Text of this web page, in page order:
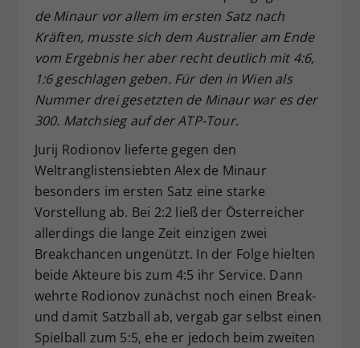
de Minaur vor allem im ersten Satz nach
Kräften, musste sich dem Australier am Ende
vom Ergebnis her aber recht deutlich mit 4:6,
1:6 geschlagen geben. Für den in Wien als
Nummer drei gesetzten de Minaur war es der
300. Matchsieg auf der ATP-Tour.
Jurij Rodionov lieferte gegen den
Weltranglistensiebten Alex de Minaur
besonders im ersten Satz eine starke
Vorstellung ab. Bei 2:2 ließ der Österreicher
allerdings die lange Zeit einzigen zwei
Breakchancen ungenützt. In der Folge hielten
beide Akteure bis zum 4:5 ihr Service. Dann
wehrte Rodionov zunächst noch einen Break-
und damit Satzball ab, vergab gar selbst einen
Spielball zum 5:5, ehe er jedoch beim zweiten
Zweck
Dieser Wert speichert Ihre Consent-
Einstellungen. Unter anderem eine
zufällig generierte ID, für die
historische Speicherung Ihrer
vorgenommen Einstellungen, falls der
Webseiten-Betreiber dies eingestellt
hat.